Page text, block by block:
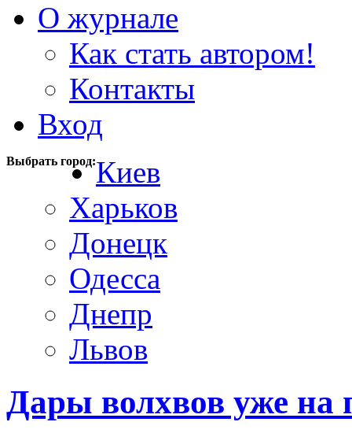
О журнале
Как стать автором!
Контакты
Вход
Выбрать город:Киев
Харьков
Донецк
Одесса
Днепр
Львов
Дары волхвов уже на